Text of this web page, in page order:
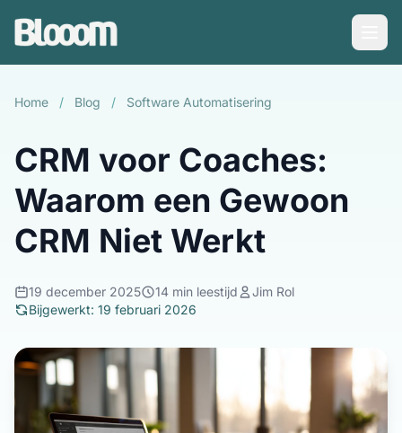
Home / Blog / Software Automatisering
CRM voor Coaches:
Waarom een Gewoon
CRM Niet Werkt
19 december 2025 14 min leestijd
Jim Rol
Bijgewerkt: 19 februari 2026